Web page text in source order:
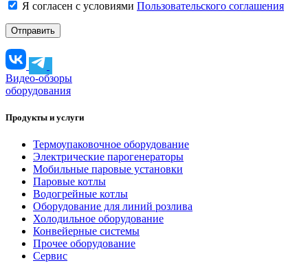
Я согласен с условиями Пользовательского соглашения
Видео-обзоры
оборудования
Продукты и услуги
Термоупаковочное оборудование
Электрические парогенераторы
Мобильные паровые установки
Паровые котлы
Водогрейные котлы
Оборудование для линий розлива
Холодильное оборудование
Конвейерные системы
Прочее оборудование
Сервис